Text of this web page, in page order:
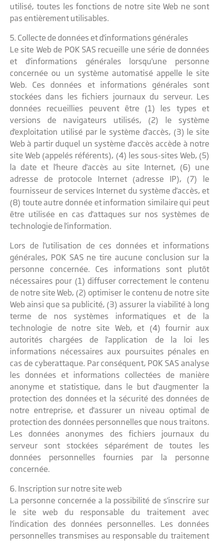
utilisé, toutes les fonctions de notre site Web ne sont
pas entièrement utilisables.
5. Collecte de données et d'informations générales
Le site Web de POK SAS recueille une série de données
et d'informations générales lorsqu'une personne
concernée ou un système automatisé appelle le site
Web. Ces données et informations générales sont
stockées dans les fichiers journaux du serveur. Les
données recueillies peuvent être (1) les types et
versions de navigateurs utilisés, (2) le système
d'exploitation utilisé par le système d'accès, (3) le site
Web à partir duquel un système d'accès accède à notre
site Web (appelés référents), (4) les sous-sites Web, (5)
la date et l'heure d'accès au site Internet, (6) une
adresse de protocole Internet (adresse IP), (7) le
fournisseur de services Internet du système d'accès, et
(8) toute autre donnée et information similaire qui peut
être utilisée en cas d'attaques sur nos systèmes de
technologie de l'information.
Lors de l'utilisation de ces données et informations
générales, POK SAS ne tire aucune conclusion sur la
personne concernée. Ces informations sont plutôt
nécessaires pour (1) diffuser correctement le contenu
de notre site Web, (2) optimiser le contenu de notre site
Web ainsi que sa publicité, (3) assurer la viabilité à long
terme de nos systèmes informatiques et de la
technologie de notre site Web, et (4) fournir aux
autorités chargées de l'application de la loi les
informations nécessaires aux poursuites pénales en
cas de cyberattaque. Par conséquent, POK SAS analyse
les données et informations collectées de manière
anonyme et statistique, dans le but d'augmenter la
protection des données et la sécurité des données de
notre entreprise, et d'assurer un niveau optimal de
protection des données personnelles que nous traitons.
Les données anonymes des fichiers journaux du
serveur sont stockées séparément de toutes les
données personnelles fournies par la personne
concernée.
6. Inscription sur notre site web
La personne concernée a la possibilité de s'inscrire sur
le site web du responsable du traitement avec
l'indication des données personnelles. Les données
personnelles transmises au responsable du traitement